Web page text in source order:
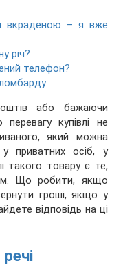
вкраденою – я вже
річ?
телефон?
або бажаючи
купівлі не
який можна
приватних осіб, у
такого товару є те,
Що робити, якщо
гроші, якщо у
відповідь на ці